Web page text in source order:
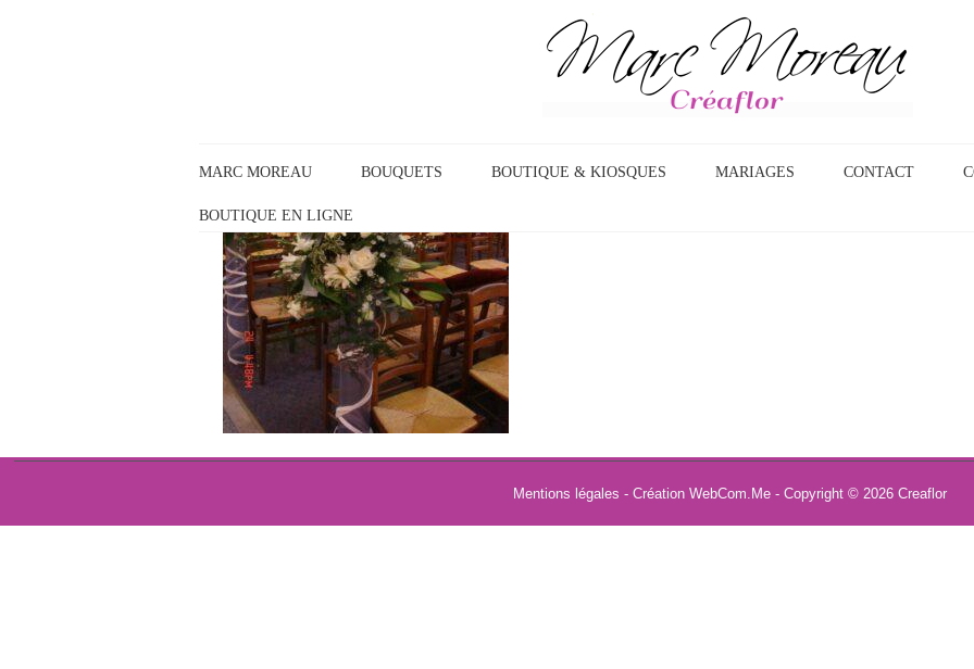
MARC MOREAU BOUQUETS BOUTIQUE & KIOSQUES MARIAGES CONTACT
BOUTIQUE EN LIGNE
Mentions légales - Création WebCom.Me - Copyright © 2026Creaflor